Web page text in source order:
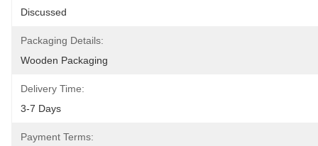
Discussed
Packaging Details:
Wooden Packaging
Delivery Time:
3-7 Days
Payment Terms: